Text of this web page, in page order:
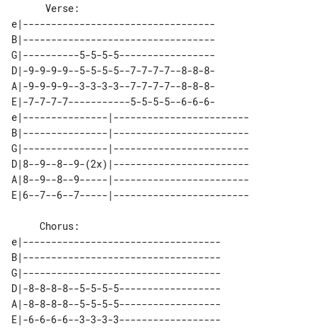
e|----------------------------------
B|----------------------------------
G|----------5-5-5-5-----------------
D|-9-9-9-9--5-5-5-5--7-7-7-7--8-8-8-
A|-9-9-9-9--3-3-3-3--7-7-7-7--8-8-8-
E|-7-7-7-7-----------5-5-5-5--6-6-6-
e|---------------|------------------------
B|---------------|------------------------
G|---------------|------------------------
D|8--9--8--9-(2x)|------------------------
A|8--9--8--9-----|------------------------
e|-----------------------------------
B|-----------------------------------
G|-----------------------------------
D|-8-8-8-8--5-5-5-5------------------
A|-8-8-8-8--5-5-5-5------------------